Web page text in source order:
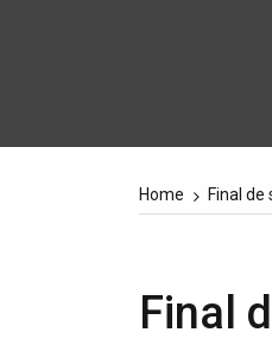
Home Final
Final